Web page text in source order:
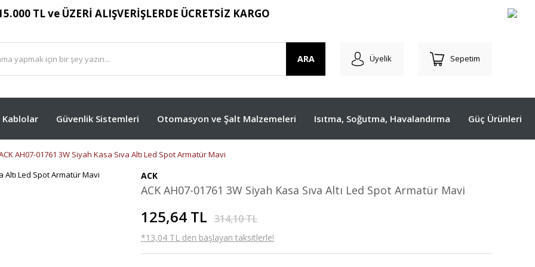
TL ve ÜZERİ ALIŞVERİŞLERDE ÜCRETSİZ KARGO
ARA Üyelik Sepetim
Kablolar Güvenlik Sistemleri Otomasyon ve Şalt Malzemeleri Isıtma, Soğutma, Havalandırma Güç Ürünleri
AH07-01761 3W Siyah Kasa Sıva Altı Led Spot Armatür Mavi
ACK
ACK AH07-01761 3W Siyah Kasa Sıva Altı Led Spot Armatür Mavi
125,64 TL 314,10 TL
*13,04 TL den başlayan taksitlerle!